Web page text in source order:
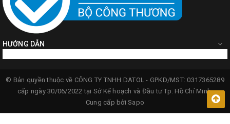
HƯỚNG DẪN
© Bản quyền thuộc về CÔNG TY TNHH DATOL - GPKD/MST: 0317365289
cấp ngày 30/06/2022 tại Sở Kế hoạch và Đầu tư Tp. Hồ Chí Minh.
Cung cấp bởiSapo